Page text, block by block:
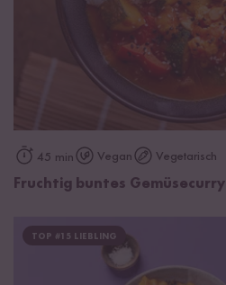
45 min Vegan Vegetarisch
Fruchtig buntes Gemüsecurry
TOP #15 LIEBLING